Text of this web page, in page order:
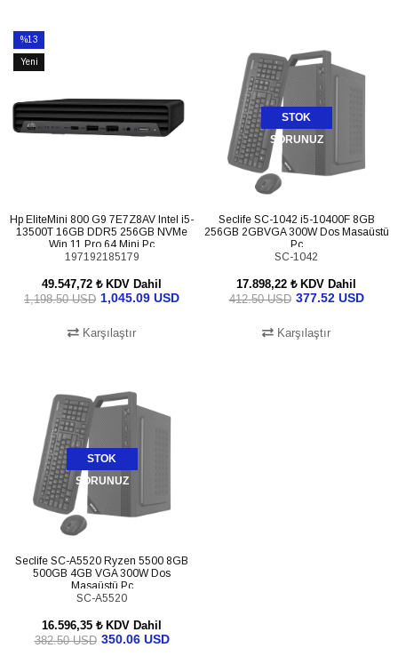
%13
İndirim
Yeni
Hp EliteMini 800 G9 7E7Z8AV Intel i5-
13500T 16GB DDR5 256GB NVMe
Win 11 Pro 64 Mini Pc
197192185179
49.547,72 ₺ KDV Dahil
1,045.09 USD
1,198.50 USD
Karşılaştır
STOK
SORUNUZ
Seclife SC-1042 i5-10400F 8GB
256GB 2GBVGA 300W Dos Masaüstü
Pc
SC-1042
17.898,22 ₺ KDV Dahil
377.52 USD
412.50 USD
Karşılaştır
STOK
SORUNUZ
Seclife SC-A5520 Ryzen 5500 8GB
500GB 4GB VGA 300W Dos
Masaüstü Pc
SC-A5520
16.596,35 ₺ KDV Dahil
350.06 USD
382.50 USD